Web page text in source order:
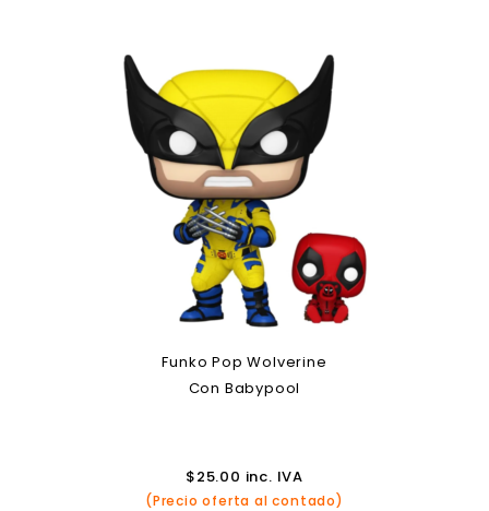
Funko Pop Wolverine
Con Babypool
$25.00 inc. IVA
(Precio oferta al contado)